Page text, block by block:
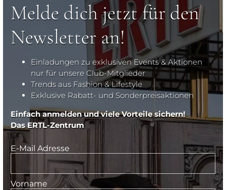
Melde dich jetzt für den
Newsletter an!
Einladungen zu exklusiven Events & Aktionen
nur für unsere Club-Mitglieder
Trends aus Fashion & Lifestyle
Exklusive Rabatt- und Sonderpreisaktionen
Einfach anmelden und viele Vorteile sichern!
Das ERTL-Zentrum
E-Mail Adresse
Vorname